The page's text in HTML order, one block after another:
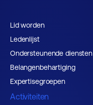
Lid worden
Ledenlijst
Ondersteunende diensten
Belangenbehartiging
Expertisegroepen
Activiteiten